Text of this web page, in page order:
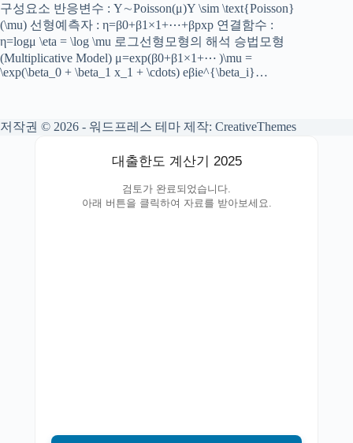
구성요소 반응변수 : Y∼Poisson(μ)Y \sim \text{Poisson}
(\mu) 선형예측자 : η=β0+β1×1+⋯+βpxp 연결함수 :
η=log⁡μ \eta = \log \mu 로그선형모형의 해석 승법모형
(Multiplicative Model) μ=exp⁡(β0+β1×1+⋯ )\mu =
\exp(\beta_0 + \beta_1 x_1 + \cdots) eβie^{\beta_i}…
저작권 © 2026 - 워드프레스 테마 제작: CreativeThemes
대출한도 계산기 2025
검토가 완료되었습니다.
아래 버튼을 클릭하여 자료를 받아보세요.